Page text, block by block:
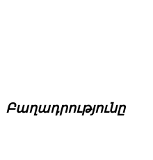
Բաղադրությունը